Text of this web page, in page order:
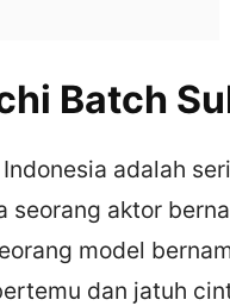
Batch
adalah
aktor
model
dan jatuh